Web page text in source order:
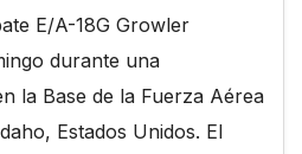
E/A-18G Growler
durante una
la Base de la Fuerza Aérea
Estados Unidos. El